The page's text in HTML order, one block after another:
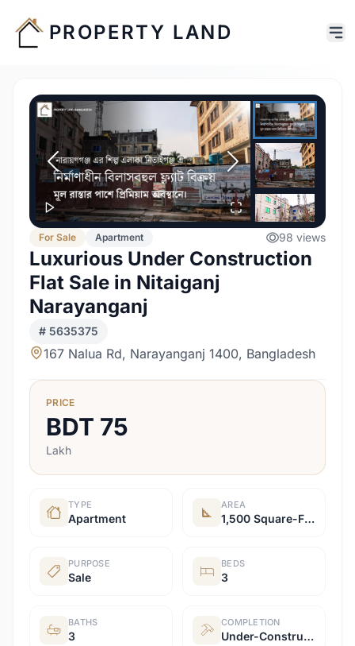
PROPERTY LAND
For Sale Apartment 98 views
Luxurious Under Construction
Flat Sale in Nitaiganj
Narayanganj
# 5635375
167 Nalua Rd, Narayanganj 1400, Bangladesh
PRICE
BDT 75
Lakh
TYPE
Apartment
AREA
1,500 Square-Feet
PURPOSE
Sale
BEDS
3
BATHS
3
COMPLETION
Under-Construction